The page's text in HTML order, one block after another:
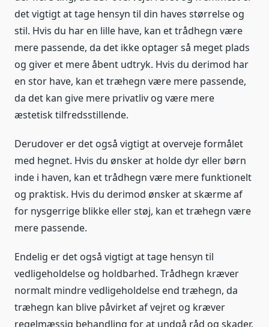
det vigtigt at tage hensyn til din haves størrelse og
stil. Hvis du har en lille have, kan et trådhegn være
mere passende, da det ikke optager så meget plads
og giver et mere åbent udtryk. Hvis du derimod har
en stor have, kan et træhegn være mere passende,
da det kan give mere privatliv og være mere
æstetisk tilfredsstillende.
Derudover er det også vigtigt at overveje formålet
med hegnet. Hvis du ønsker at holde dyr eller børn
inde i haven, kan et trådhegn være mere funktionelt
og praktisk. Hvis du derimod ønsker at skærme af
for nysgerrige blikke eller støj, kan et træhegn være
mere passende.
Endelig er det også vigtigt at tage hensyn til
vedligeholdelse og holdbarhed. Trådhegn kræver
normalt mindre vedligeholdelse end træhegn, da
træhegn kan blive påvirket af vejret og kræver
regelmæssig behandling for at undgå råd og skader.